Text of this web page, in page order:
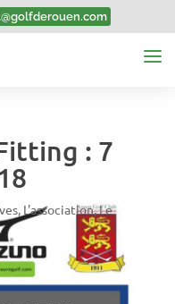
: 7
, L'association,Le